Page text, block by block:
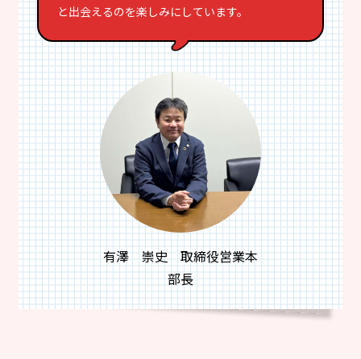
と出会えるのを楽しみにしています。
有澤 崇史 取締役営業本
部長